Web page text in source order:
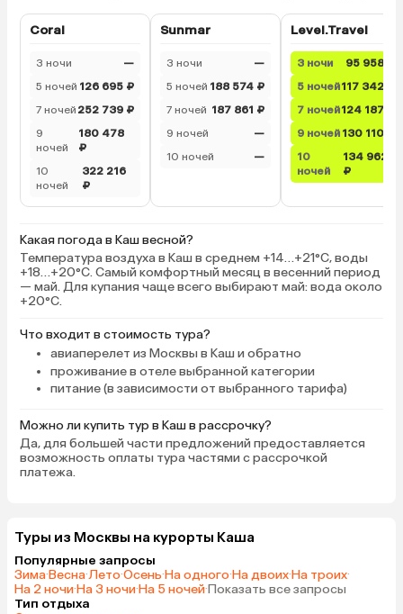
Coral
3 ночи
—
5 ночей 126 695 ₽
7 ночей 252 739 ₽
9
ночей
180 478
₽
10
ночей
322 216
₽
Sunmar
3 ночи
—
5 ночей 188 574 ₽
7 ночей 187 861 ₽
9 ночей
—
10 ночей
—
Level.Travel
3 ночи
95 958 ₽
5 ночей117 342 ₽
7 ночей124 187 ₽
9 ночей 130 110 ₽
10
ночей
134 962
₽
Какая погода в Каш весной?
Температура воздуха в Каш в среднем +14…+21°C, воды
+18…+20°C. Самый комфортный месяц в весенний период
— май. Для купания чаще всего выбирают май: вода около
+20°C.
Что входит в стоимость тура?
авиаперелет из Москвы в Каш и обратно
проживание в отеле выбранной категории
питание (в зависимости от выбранного тарифа)
Можно ли купить тур в Каш в рассрочку?
Да, для большей части предложений предоставляется
возможность оплаты тура частями с рассрочкой
платежа.
Туры из Москвы на курорты Каша
Популярные запросы
Зима·Весна·Лето·Осень·На одного·На двоих·На троих·
На 2 ночи·На 3 ночи·На 5 ночей·Показать все запросы
Тип отдыха